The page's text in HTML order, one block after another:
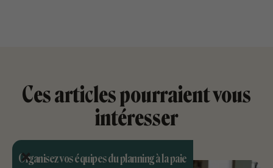
Organisez vos équipes du planning à la paie
Ces articles pourraient vous
intéresser